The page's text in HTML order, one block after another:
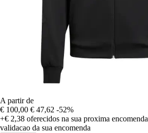
A partir de
€ 100,00 € 47,62 -52%
+€ 2,38 oferecidos na sua proxima encomenda
validacao da sua encomenda